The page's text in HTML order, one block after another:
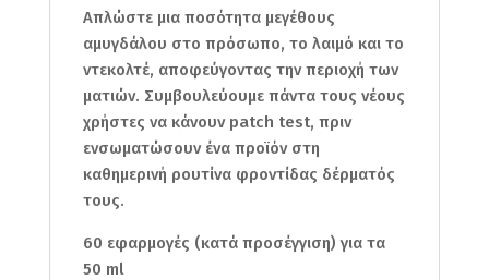
Απλώστε μια ποσότητα μεγέθους
αμυγδάλου στο πρόσωπο, το λαιμό και το
ντεκολτέ, αποφεύγοντας την περιοχή των
ματιών. Συμβουλεύουμε πάντα τους νέους
χρήστες να κάνουν patch test, πριν
ενσωματώσουν ένα προϊόν στη
καθημερινή ρουτίνα φροντίδας δέρματός
τους.
60 εφαρμογές (κατά προσέγγιση) για τα
50 ml